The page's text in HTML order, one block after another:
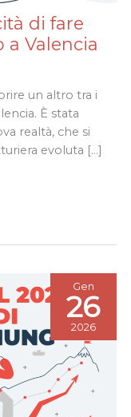
di fare
a Valencia
un altro tra i
È stata
realtà, che si
evoluta […]
Gen
26
2026